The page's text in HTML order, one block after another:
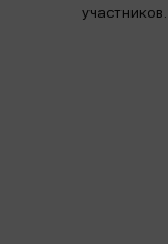
участников.